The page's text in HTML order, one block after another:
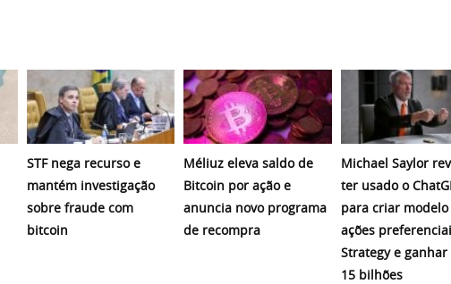
STF nega recurso e
mantém investigação
sobre fraude com
bitcoin
Méliuz eleva saldo de
Bitcoin por ação e
anuncia novo programa
de recompra
Michael Saylor
ter usado o
para criar modelo
ações
Strategy e ganhar
15 bilhões